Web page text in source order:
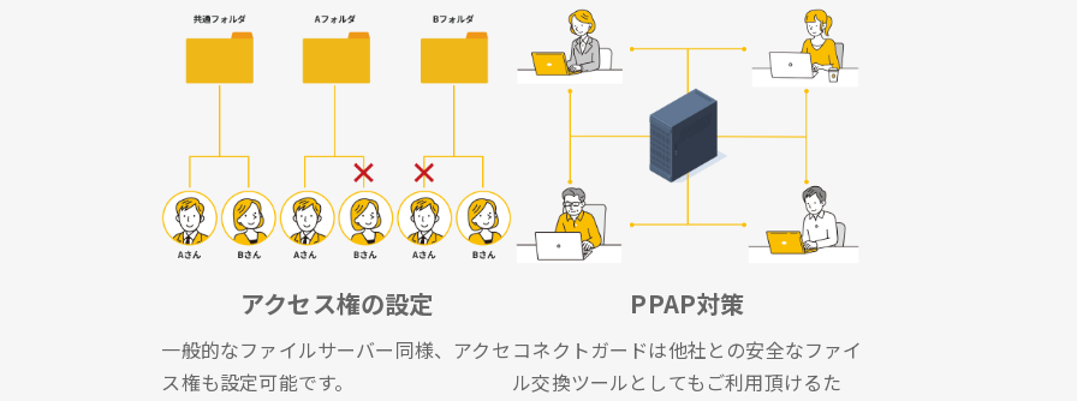
アクセス権の設定
一般的なファイルサーバー同様、アクセ
ス権も設定可能です。
PPAP対策
コネクトガードは他社との安全なファイ
ル交換ツールとしてもご利用頂けるた